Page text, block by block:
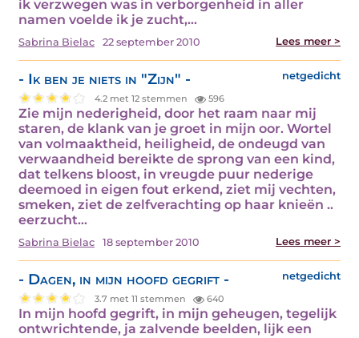
ik verzwegen was in verborgenheid in aller
namen voelde ik je zucht,…
Sabrina Bielac 22 september 2010 Lees meer >
- Ik ben je niets in "Zijn" - netgedicht
4.2 met 12 stemmen 596
Zie mijn nederigheid, door het raam naar mij
staren, de klank van je groet in mijn oor. Wortel
van volmaaktheid, heiligheid, de ondeugd van
verwaandheid bereikte de sprong van een kind,
dat telkens bloost, in vreugde puur nederige
deemoed in eigen fout erkend, ziet mij vechten,
smeken, ziet de zelfverachting op haar knieën ..
eerzucht…
Sabrina Bielac 18 september 2010 Lees meer >
- Dagen, in mijn hoofd gegrift - netgedicht
3.7 met 11 stemmen 640
In mijn hoofd gegrift, in mijn geheugen, tegelijk
ontwrichtende, ja zalvende beelden, lijk een